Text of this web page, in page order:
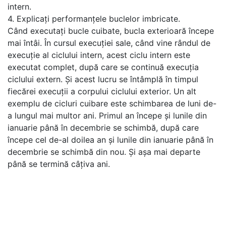
intern.
4. Explicați performanțele buclelor imbricate.
Când executați bucle cuibate, bucla exterioară începe
mai întâi. În cursul execuției sale, când vine rândul de
execuție al ciclului intern, acest ciclu intern este
executat complet, după care se continuă execuția
ciclului extern. Și acest lucru se întâmplă în timpul
fiecărei execuții a corpului ciclului exterior. Un alt
exemplu de cicluri cuibare este schimbarea de luni de-
a lungul mai multor ani. Primul an începe și lunile din
ianuarie până în decembrie se schimbă, după care
începe cel de-al doilea an și lunile din ianuarie până în
decembrie se schimbă din nou. Și așa mai departe
până se termină câțiva ani.